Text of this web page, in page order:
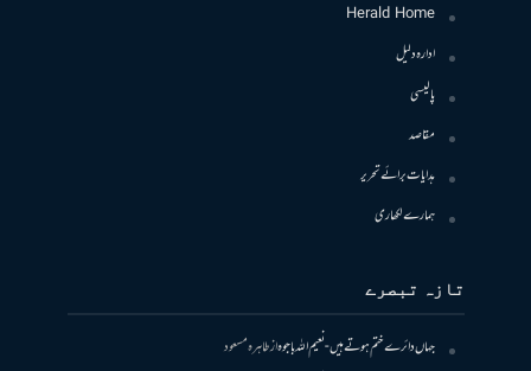
Herald Home
ادارہ دلیل
پالیسی
مقاصد
ہدایات برائے تحریر
ہمارے لکھاری
تازہ تبصرے
جہاں دائرے ختم ہوتے ہیں- نعیم اللہ باجوہازطاہرہ مسعود